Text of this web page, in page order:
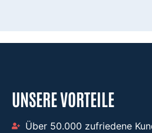
UNSERE VORTEILE
Über 50.000 zufriedene